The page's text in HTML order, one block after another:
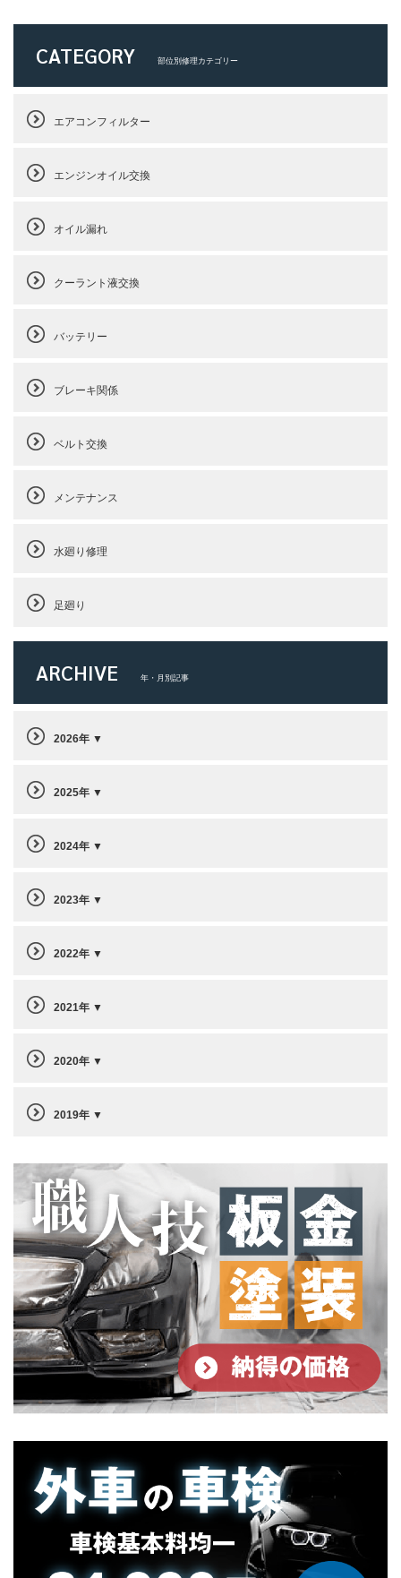
CATEGORY 部位別修理カテゴリー
エアコンフィルター
エンジンオイル交換
オイル漏れ
クーラント液交換
バッテリー
ブレーキ関係
ベルト交換
メンテナンス
水廻り修理
足廻り
ARCHIVE 年・月別記事
2026年
2025年
2024年
2023年
2022年
2021年
2020年
2019年